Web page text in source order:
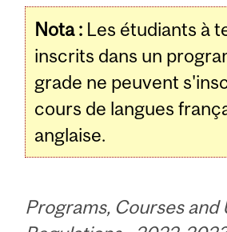
Nota : Les étudiants à
inscrits dans un
grade ne peuvent
cours de langues
anglaise.
Programs, Courses and